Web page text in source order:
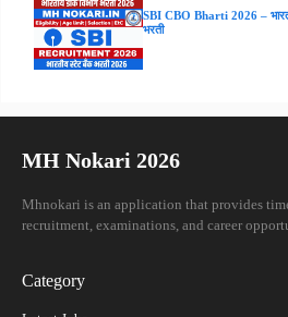
SBI CBO Bharti 2026 –
भरती
MH Nokari 2026
Mhnokari is an application that provides
recruitment, examinations, and career
Category